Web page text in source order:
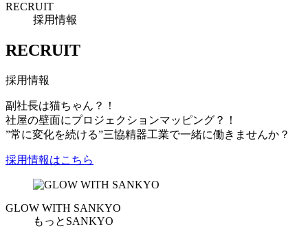
RECRUIT
採用情報
RECRUIT
採用情報
副社長は猫ちゃん？！
社屋の壁面にプロジェクションマッピング？！
”常に変化を続ける”三協精器工業で一緒に働きませんか？
採用情報はこちら
GLOW WITH SANKYO
もっとSANKYO